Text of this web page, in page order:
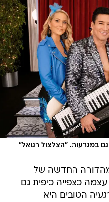
גם במגרעות. "הצלצול הגואל"
החדשה של
כצפייה כיפית גם
הטובים היא